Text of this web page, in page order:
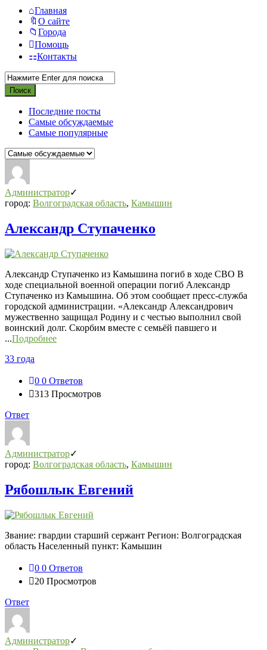
Главная
О сайте
Города
Помощь
Контакты
Последние посты
Самые обсуждаемые
Самые популярные
СВО
Списки
погибших
2026,
Новости
СВО
Последний
Посты
Администратор
город: Волгоградская область, Камышин
Александр Ступаченко
Александр Ступаченко из Камышина погиб в ходе СВО В
ходе специальной военной операции погиб Александр
Ступаченко из Камышина. Об этом сообщает пресс-служба
городской администрации. «Александр Александрович
мужественно защищал Родину и с честью выполнил свой
воинский долг. Скорбим вместе с семьёй павшего и
...Подробнее
33 года
0 0 Ответов
313 Просмотров
Ответ
Администратор
город: Волгоградская область, Камышин
Рябошлык Евгений
Звание: гвардии старший сержант Регион: Волгоградская
область Населенный пункт: Камышин
0 0 Ответов
20 Просмотров
Ответ
Администратор